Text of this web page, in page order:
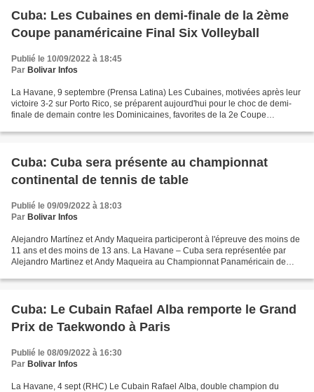
Cuba: Les Cubaines en demi-finale de la 2ème
Coupe panaméricaine Final Six Volleyball
Publié le 10/09/2022 à 18:45
Par Bolivar Infos
La Havane, 9 septembre (Prensa Latina) Les Cubaines, motivées après leur
victoire 3-2 sur Porto Rico, se préparent aujourd'hui pour le choc de demi-
finale de demain contre les Dominicaines, favorites de la 2e Coupe
Cuba: Cuba sera présente au championnat
continental de tennis de table
Publié le 09/09/2022 à 18:03
Par Bolivar Infos
Alejandro Martínez et Andy Maqueira participeront à l'épreuve des moins de
11 ans et des moins de 13 ans. La Havane – Cuba sera représentée par
Alejandro Martinez et Andy Maqueira au Championnat Panaméricain de
Cuba: Le Cubain Rafael Alba remporte le Grand
Prix de Taekwondo à Paris
Publié le 08/09/2022 à 16:30
Par Bolivar Infos
La Havane, 4 sept (RHC) Le Cubain Rafael Alba, double champion du